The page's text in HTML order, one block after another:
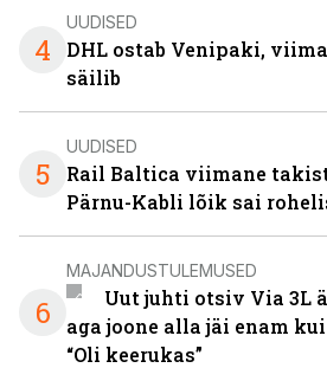
4
UUDISED
DHL ostab Venipaki,
säilib
5
UUDISED
Rail Baltica viimane
Pärnu-Kabli lõik sai
6
MAJANDUSTULEMUSED
Uut juhti otsiv Via 3L
aga joone alla jäi enam
“Oli keerukas”